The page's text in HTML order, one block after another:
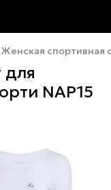
Женская спортивная
для
NAP15